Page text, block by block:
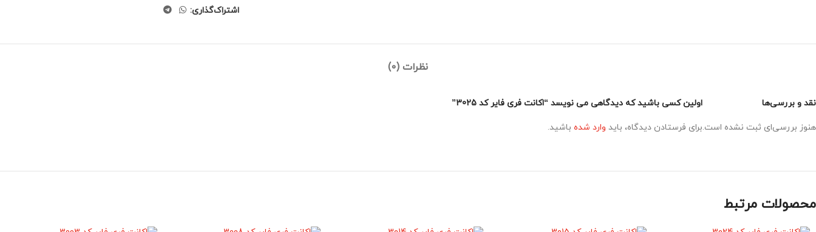
اشتراک‌گذاری:
نظرات (0)
نقد و بررسی‌ها
هنوز بررسی‌ای ثبت نشده است.
اولین کسی باشید که دیدگاهی می نویسد “اکانت فری فایر کد 3025”
برای فرستادن دیدگاه، باید وارد شده باشید.
محصولات مرتبط